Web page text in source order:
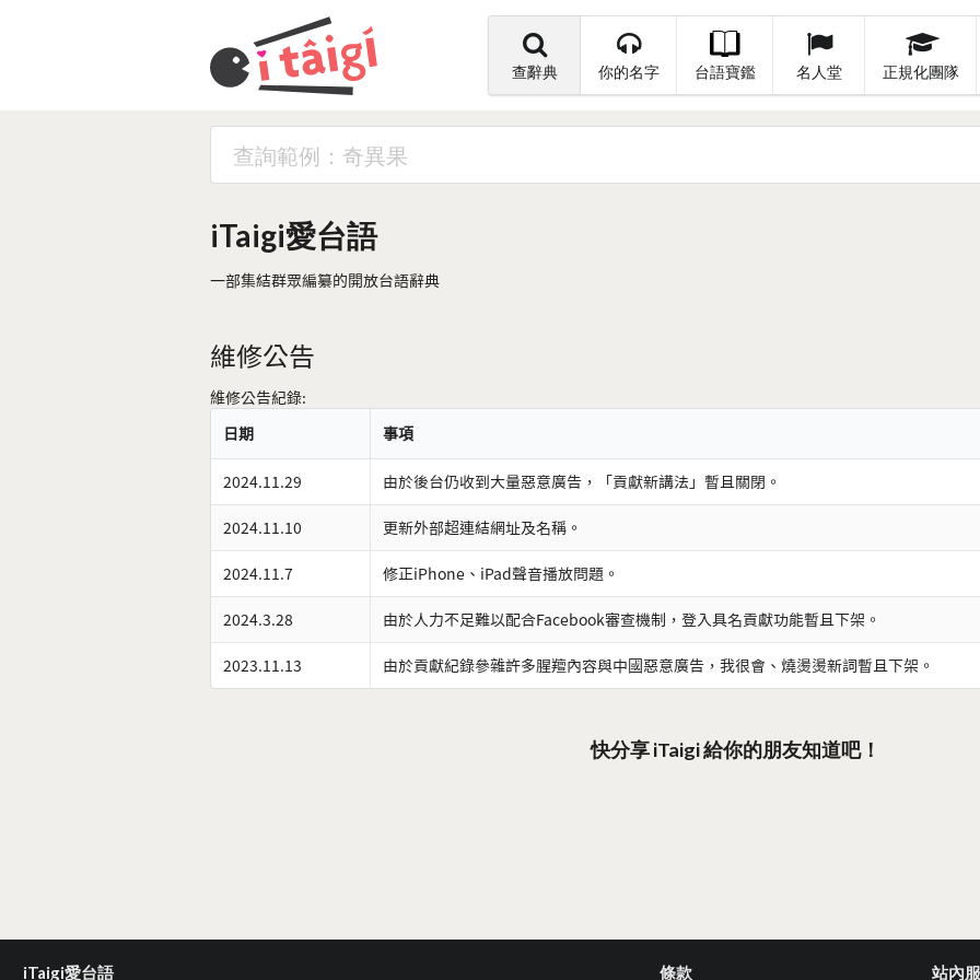
查辭典 你的名字 台語寶鑑 名人堂 正規化團隊
iTaigi愛台語
一部集結群眾編纂的開放台語辭典
維修公告
維修公告紀錄:
日期
事項
2024.11.29 由於後台仍收到大量惡意廣告，「貢獻新講法」暫且關閉。
2024.11.10 更新外部超連結網址及名稱。
2024.11.7 修正iPhone、iPad聲音播放問題。
2024.3.28 由於人力不足難以配合Facebook審查機制，登入具名貢獻功能暫且下架。
2023.11.13 由於貢獻紀錄參雜許多腥羶內容與中國惡意廣告，我很會、燒燙燙新詞暫且下架。
快分享 iTaigi 給你的朋友知道吧！
iTaigi愛台語 條款 站內